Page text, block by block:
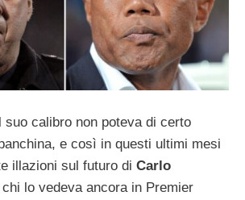
suo calibro non poteva di certo
e così in questi ultimi mesi
illazioni sul futuro di Carlo
chi lo vedeva ancora in Premier